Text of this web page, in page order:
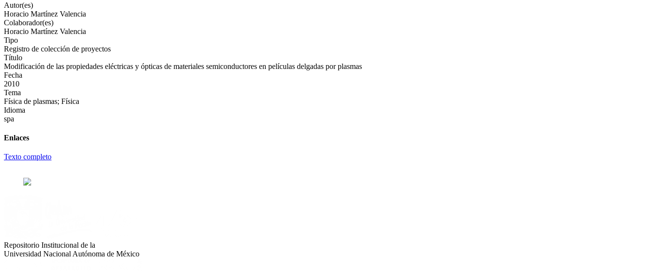
Autor(es)
Horacio Martínez Valencia
Colaborador(es)
Horacio Martínez Valencia
Tipo
Registro de colección de proyectos
Título
Modificación de las propiedades eléctricas y ópticas de materiales semiconductores en películas delgadas por plasmas
Fecha
2010
Tema
Física de plasmas; Física
Idioma
spa
Enlaces
Texto completo
Repositorio Institucional de la
Universidad Nacional Autónoma de México